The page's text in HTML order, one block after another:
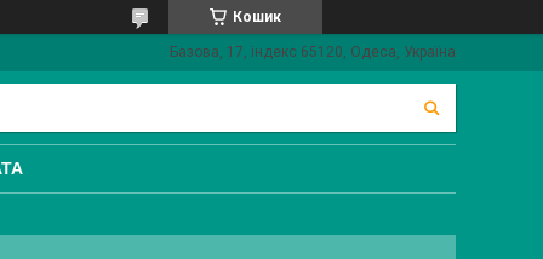
Кошик
Базова, 17, індекс 65120, Одеса, Україна